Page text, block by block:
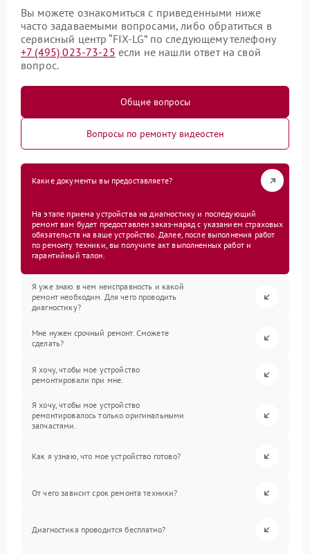
Вы можете ознакомиться с приведенными ниже
часто задаваемыми вопросами, либо обратиться в
сервисный центр “FIX-LG” по следующему телефону
+7 (495) 023-73-25 если не нашли ответ на свой
вопрос.
Общие вопросы
Вопросы по ремонту видеостен
Какие документы вы предоставляете?
На этапе приема устройства на диагностику и последующий
ремонт вам будет предоставлен заказ-наряд с указанием страховых
обязательств на ваше устройство. Далее, после выполнения работ
по ремонту техники, вы получите акт выполненных работ и
гарантийный талон.
Я уже знаю в чем неисправность и какой
ремонт необходим. Для чего проводить
диагностику?
Мне нужен срочный ремонт. Сможете
сделать?
Я хочу, чтобы мое устройство
ремонтировали при мне.
Я хочу, чтобы мое устройство
ремонтировалось только оригинальными
запчастями.
Как я узнаю, что мое устройство готово?
От чего зависит срок ремонта техники?
Диагностика проводится бесплатно?